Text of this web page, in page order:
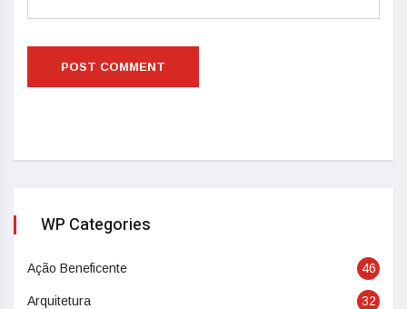
WP Categories
Ação Beneficente 46
Arquitetura 32